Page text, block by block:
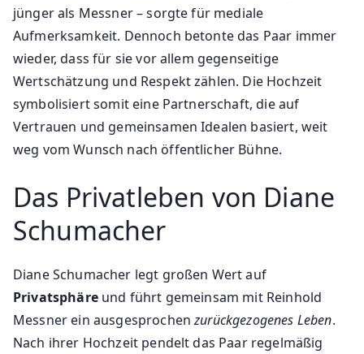
jünger als Messner – sorgte für mediale
Aufmerksamkeit. Dennoch betonte das Paar immer
wieder, dass für sie vor allem gegenseitige
Wertschätzung und Respekt zählen. Die Hochzeit
symbolisiert somit eine Partnerschaft, die auf
Vertrauen und gemeinsamen Idealen basiert, weit
weg vom Wunsch nach öffentlicher Bühne.
Das Privatleben von Diane
Schumacher
Diane Schumacher legt großen Wert auf
Privatsphäreund führt gemeinsam mit Reinhold
Messner ein ausgesprochenzurückgezogenes Leben.
Nach ihrer Hochzeit pendelt das Paar regelmäßig